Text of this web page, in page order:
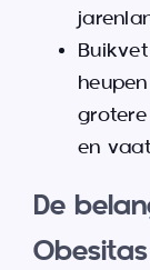
en
De